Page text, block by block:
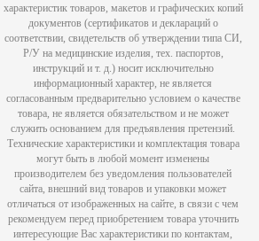
характеристик товаров, макетов и графических копий
документов (сертификатов и деклараций о
соответствии, свидетельств об утверждении типа СИ,
Р/У на медицинские изделия, тех. паспортов,
инструкций и т. д.) носит исключительно
информационный характер, не является
согласованным предварительно условием о качестве
товара, не является обязательством и не может
служить основанием для предъявления претензий.
Технические характеристики и комплектация товара
могут быть в любой момент изменены
производителем без уведомления пользователей
сайта, внешний вид товаров и упаковки может
отличаться от изображенных на сайте, в связи с чем
рекомендуем перед приобретением товара уточнить
интересующие Вас характеристики по контактам,